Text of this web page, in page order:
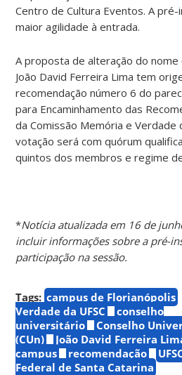
Centro de Cultura Eventos. A pré-
maior agilidade à entrada.
A proposta de alteração do nome
João David Ferreira Lima tem
recomendação número 6 do
para Encaminhamento das
da Comissão Memória e Verdade
votação será com quórum
quintos dos membros e regime
*Notícia atualizada em 16 de
incluir informações sobre a pré-
participação na sessão.
Tags: campus de Florianópolis
Verdade da UFSC
conselho
universitário
Conselho
(CUn)
João David Ferreira
campus
recomendação
Federal de Santa Catarina